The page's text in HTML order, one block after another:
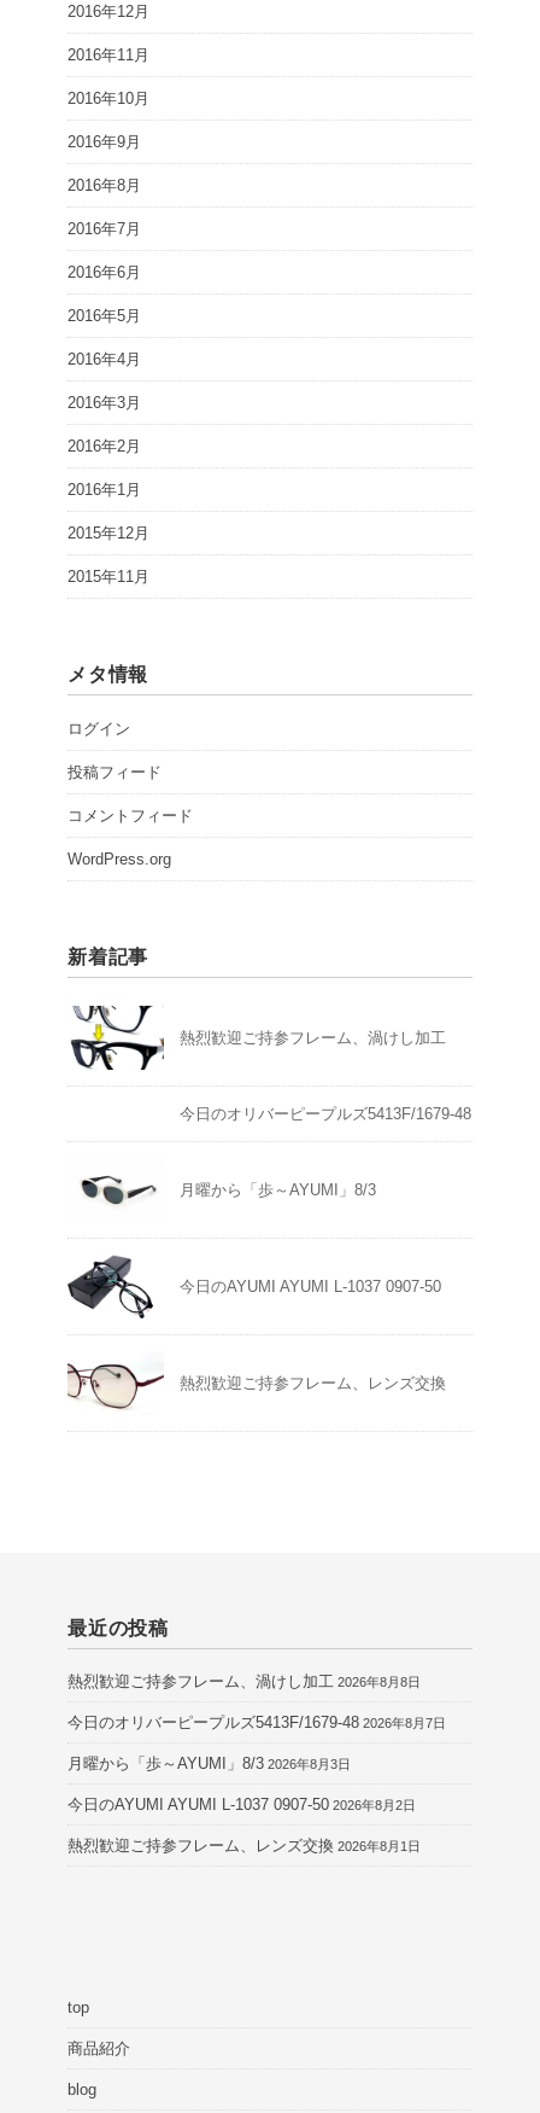
2016年12月
2016年11月
2016年10月
2016年9月
2016年8月
2016年7月
2016年6月
2016年5月
2016年4月
2016年3月
2016年2月
2016年1月
2015年12月
2015年11月
メタ情報
ログイン
投稿フィード
コメントフィード
WordPress.org
新着記事
熱烈歓迎ご持参フレーム、渦けし加工
今日のオリバーピープルズ5413F/1679-48
月曜から「歩～AYUMI」8/3
今日のAYUMI AYUMI L-1037 0907-50
熱烈歓迎ご持参フレーム、レンズ交換
最近の投稿
熱烈歓迎ご持参フレーム、渦けし加工 2026年8月8日
今日のオリバーピープルズ5413F/1679-48 2026年8月7日
月曜から「歩～AYUMI」8/3 2026年8月3日
今日のAYUMI AYUMI L-1037 0907-50 2026年8月2日
熱烈歓迎ご持参フレーム、レンズ交換 2026年8月1日
top
商品紹介
blog